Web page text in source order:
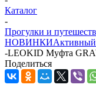
Каталог
-
Прогулки и
НОВИНКИ
-LEOKID Муфта
Поделиться